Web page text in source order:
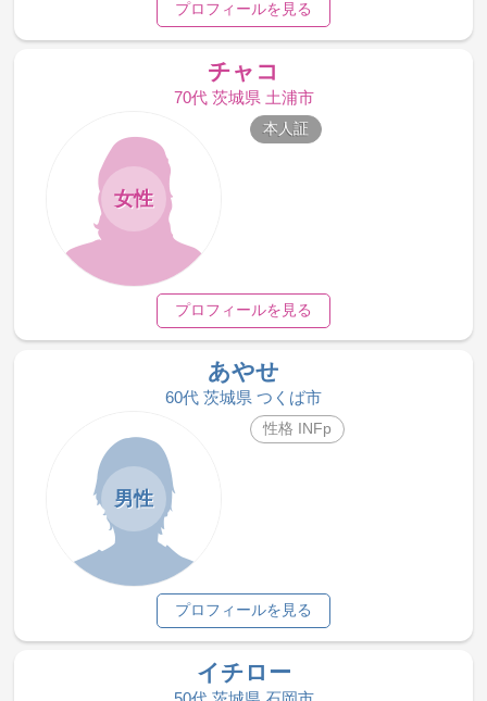
プロフィールを見る
チャコ
70代 茨城県 土浦市
女性
本人証
プロフィールを見る
あやせ
60代 茨城県 つくば市
男性
性格 INFp
プロフィールを見る
イチロー